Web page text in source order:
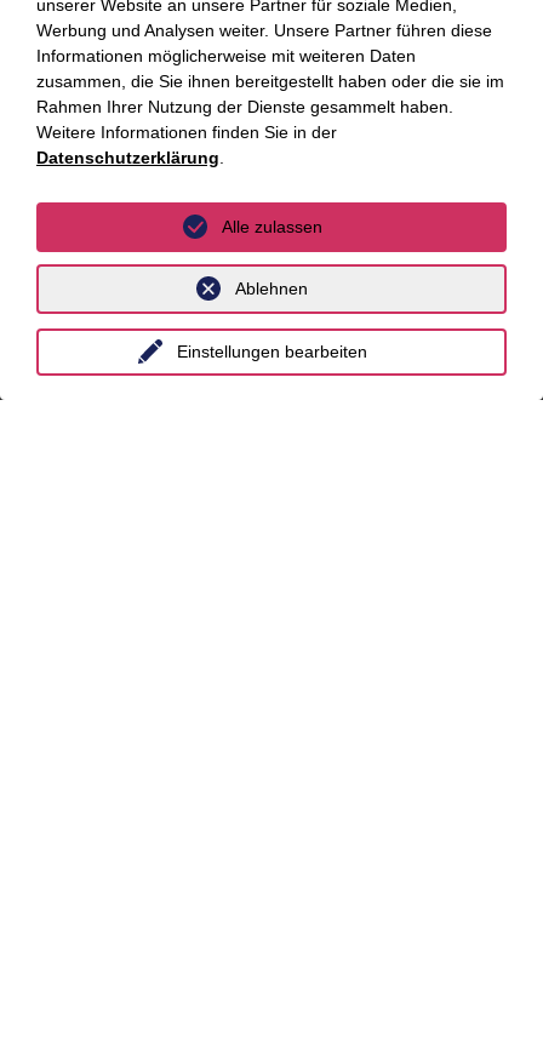
Cybersecurity
Distressed Funds
Künstliche Intelligenz
Düsseldorf
Essen
unserer Website an unsere Partner für soziale Medien,
Werbung und Analysen weiter. Unsere Partner führen diese
Informationen möglicherweise mit weiteren Daten
zusammen, die Sie ihnen bereitgestellt haben oder die sie im
Rahmen Ihrer Nutzung der Dienste gesammelt haben.
Weitere Informationen finden Sie in der
Datenschutzerklärung
Einstellungen bearbeiten
Ablehnen
Alle zulassen